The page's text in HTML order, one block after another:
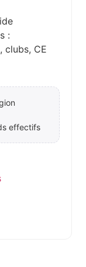
:
clubs, CE
effectifs